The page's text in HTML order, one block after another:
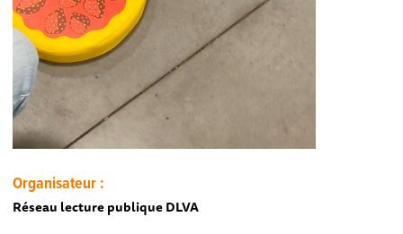
Organisateur :
Réseau lecture publique DLVA